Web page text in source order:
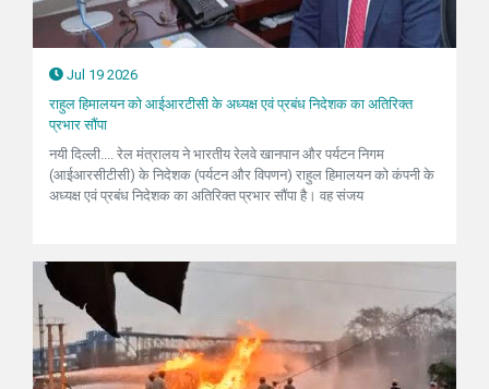
Jul 19 2026
राहुल हिमालयन को आईआरटीसी के अध्यक्ष एवं प्रबंध निदेशक का अतिरिक्त
प्रभार सौंपा
नयी दिल्ली.... रेल मंत्रालय ने भारतीय रेलवे खानपान और पर्यटन निगम
(आईआरसीटीसी) के निदेशक (पर्यटन और विपणन) राहुल हिमालयन को कंपनी के
अध्यक्ष एवं प्रबंध निदेशक का अतिरिक्त प्रभार सौंपा है। वह संजय